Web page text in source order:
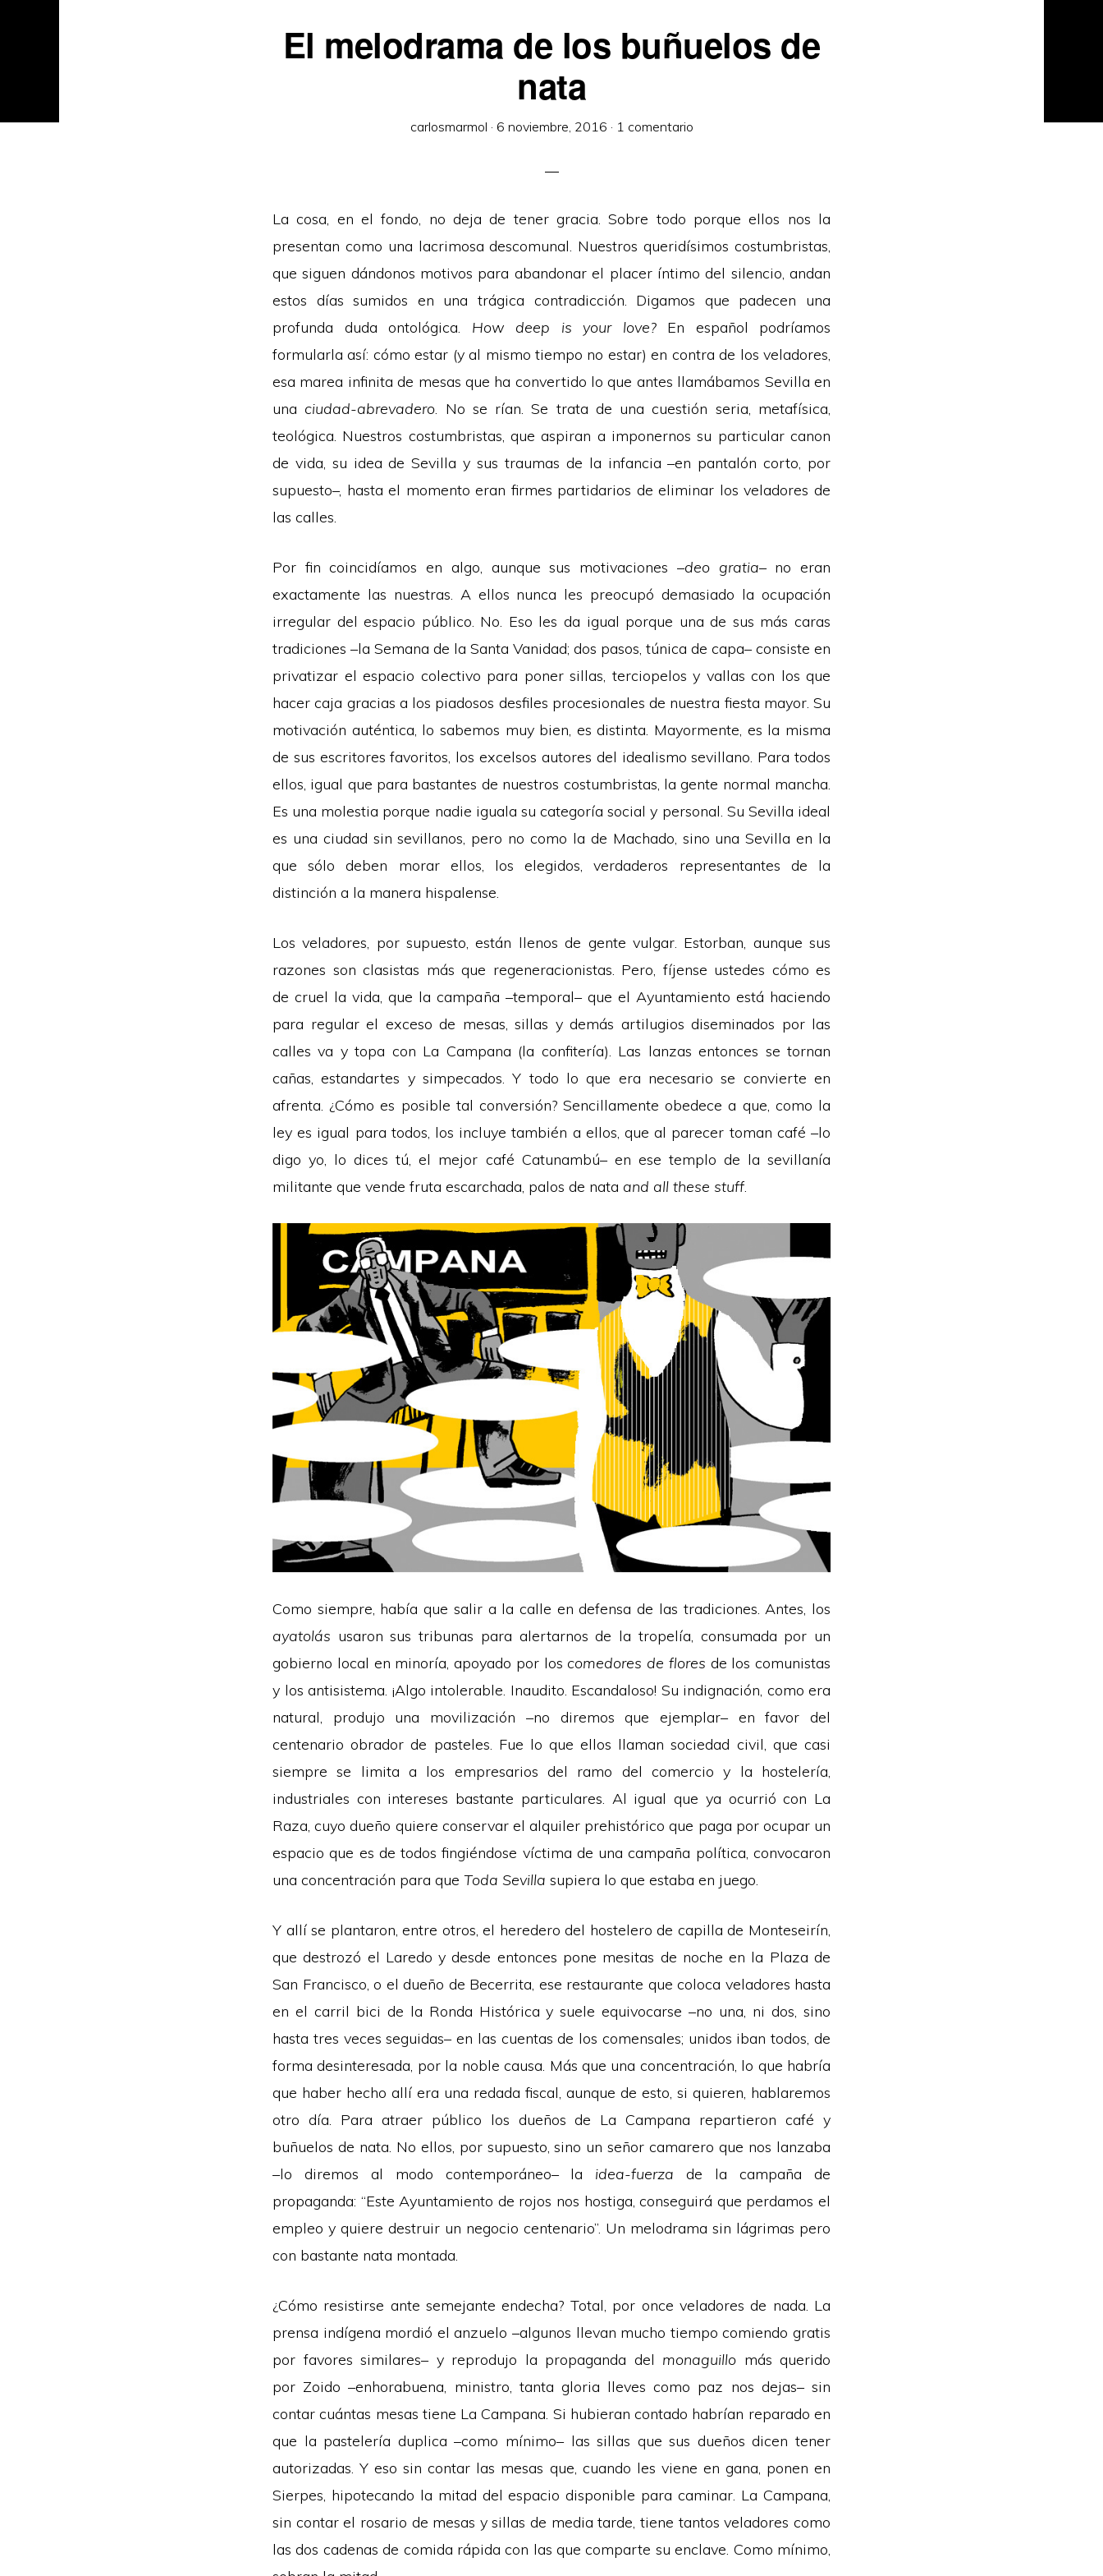
El melodrama de los buñuelos de
nata
carlosmarmol · 6 noviembre, 2016 · 1 comentario
La cosa, en el fondo, no deja de tener gracia. Sobre todo porque ellos nos la
presentan como una lacrimosa descomunal. Nuestros queridísimos costumbristas,
que siguen dándonos motivos para abandonar el placer íntimo del silencio, andan
estos días sumidos en una trágica contradicción. Digamos que padecen una
profunda duda ontológica. How deep is your love?En español podríamos
formularla así: cómo estar (y al mismo tiempo no estar) en contra de los veladores,
esa marea infinita de mesas que ha convertido lo que antes llamábamos Sevilla en
una ciudad-abrevadero. No se rían. Se trata de una cuestión seria, metafísica,
teológica. Nuestros costumbristas, que aspiran a imponernos su particular canon
de vida, su idea de Sevilla y sus traumas de la infancia –en pantalón corto, por
supuesto–, hasta el momento eran firmes partidarios de eliminar los veladores de
las calles.
Por fin coincidíamos en algo, aunque sus motivaciones –deo gratia– no eran
exactamente las nuestras. A ellos nunca les preocupó demasiado la ocupación
irregular del espacio público. No. Eso les da igual porque una de sus más caras
tradiciones –la Semana de la Santa Vanidad; dos pasos, túnica de capa– consiste en
privatizar el espacio colectivo para poner sillas, terciopelos y vallas con los que
hacer caja gracias a los piadosos desfiles procesionales de nuestra fiesta mayor. Su
motivación auténtica, lo sabemos muy bien, es distinta. Mayormente, es la misma
de sus escritores favoritos, los excelsos autores del idealismo sevillano. Para todos
ellos, igual que para bastantes de nuestros costumbristas, la gente normal mancha.
Es una molestia porque nadie iguala su categoría social y personal. Su Sevilla ideal
es una ciudad sin sevillanos, pero no como la de Machado, sino una Sevilla en la
que sólo deben morar ellos, los elegidos, verdaderos representantes de la
distinción a la manera hispalense.
Los veladores, por supuesto, están llenos de gente vulgar. Estorban, aunque sus
razones son clasistas más que regeneracionistas. Pero, fíjense ustedes cómo es
de cruel la vida, que la campaña –temporal– que el Ayuntamiento está haciendo
para regular el exceso de mesas, sillas y demás artilugios diseminados por las
calles va y topa con La Campana (la confitería). Las lanzas entonces se tornan
cañas, estandartes y simpecados. Y todo lo que era necesario se convierte en
afrenta. ¿Cómo es posible tal conversión? Sencillamente obedece a que, como la
ley es igual para todos, los incluye también a ellos, que al parecer toman café –lo
digo yo, lo dices tú, el mejor café Catunambú– en ese templo de la sevillanía
militante que vende fruta escarchada, palos de nata and all these stuff.
Como siempre, había que salir a la calle en defensa de las tradiciones. Antes, los
ayatolás usaron sus tribunas para alertarnos de la tropelía, consumada por un
gobierno local en minoría, apoyado por los comedores de flores de los comunistas
y los antisistema. ¡Algo intolerable. Inaudito. Escandaloso! Su indignación, como era
natural, produjo una movilización –no diremos que ejemplar– en favor del
centenario obrador de pasteles. Fue lo que ellos llaman sociedad civil, que casi
siempre se limita a los empresarios del ramo del comercio y la hostelería,
industriales con intereses bastante particulares. Al igual que ya ocurrió con La
Raza, cuyo dueño quiere conservar el alquiler prehistórico que paga por ocupar un
espacio que es de todos fingiéndose víctima de una campaña política, convocaron
una concentración para que Toda Sevilla supiera lo que estaba en juego.
Y allí se plantaron, entre otros, el heredero del hostelero de capilla de Monteseirín,
que destrozó el Laredo y desde entonces pone mesitas de noche en la Plaza de
San Francisco, o el dueño de Becerrita, ese restaurante que coloca veladores hasta
en el carril bici de la Ronda Histórica y suele equivocarse –no una, ni dos, sino
hasta tres veces seguidas– en las cuentas de los comensales; unidos iban todos, de
forma desinteresada, por la noble causa. Más que una concentración, lo que habría
que haber hecho allí era una redada fiscal, aunque de esto, si quieren, hablaremos
otro día. Para atraer público los dueños de La Campana repartieron café y
buñuelos de nata. No ellos, por supuesto, sino un señor camarero que nos lanzaba
–lo diremos al modo contemporáneo– la idea-fuerza de la campaña de
propaganda: “Este Ayuntamiento de rojos nos hostiga, conseguirá que perdamos el
empleo y quiere destruir un negocio centenario”. Un melodrama sin lágrimas pero
con bastante nata montada.
¿Cómo resistirse ante semejante endecha? Total, por once veladores de nada. La
prensa indígena mordió el anzuelo –algunos llevan mucho tiempo comiendo gratis
por favores similares– y reprodujo la propaganda del monaguillo más querido
por Zoido –enhorabuena, ministro, tanta gloria lleves como paz nos dejas– sin
contar cuántas mesas tiene La Campana. Si hubieran contado habrían reparado en
que la pastelería duplica –como mínimo– las sillas que sus dueños dicen tener
autorizadas. Y eso sin contar las mesas que, cuando les viene en gana, ponen en
Sierpes, hipotecando la mitad del espacio disponible para caminar. La Campana,
sin contar el rosario de mesas y sillas de media tarde, tiene tantos veladores como
las dos cadenas de comida rápida con las que comparte su enclave. Como mínimo,